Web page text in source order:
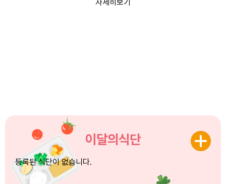
이달의식단
등록된 식단이 없습니다.